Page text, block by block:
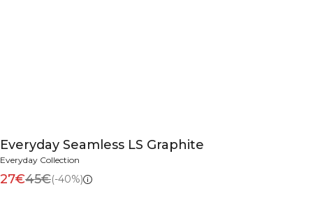
Everyday Seamless LS Graphite
Everyday Collection
27€45€(-40%)